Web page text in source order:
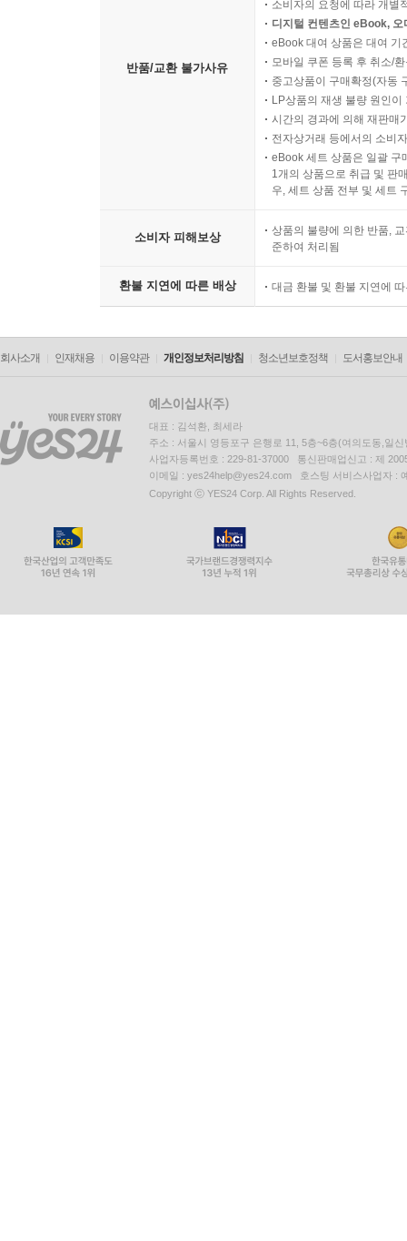
반품/교환 불가사유
소비자의 요청에 따라 개별
디지털 컨텐츠인 eBook,
eBook 대여 상품은 대여 기
모바일 쿠폰 등록 후 취소/
중고상품이 구매확정(자동
LP상품의 재생 불량 원인
시간의 경과에 의해 재판매
전자상거래 등에서의 소비
eBook 세트 상품은 일괄 구
1개의 상품으로 취급 및 판
우, 세트 상품 전부 및 세트
소비자 피해보상
상품의 불량에 의한 반품,
준하여 처리됨
환불 지연에 따른 배상 대금 환불 및 환불 지연에
회사소개 인재채용 이용약관 개인정보처리방침 청소년보호정책 도서홍보안내
대표 : 김석환, 최세라
주소 : 서울시 영등포구 은행로 11, 5층~6층(여의도동,일신
사업자등록번호 : 229-81-37000 통신판매업신고 : 제
이메일 : yes24help@yes24.com 호스팅 서비스사업자 :
Copyright ⓒ YES24 Corp. All Rights Reserved.